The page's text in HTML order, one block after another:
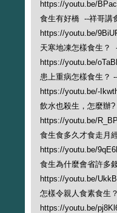
https://youtu.be/
食生有好橋 --祥哥講
https://youtu.be/
天寒地凍怎樣食生？
https://youtu.be/
患上重病怎樣食生？
https://youtu.be/-
飲水也殺生，怎麼辦
https://youtu.be/
食生食多久才食走月
https://youtu.be/
食生為什麼會省許多
https://youtu.be/
怎樣令親人食素食生
https://youtu.be/